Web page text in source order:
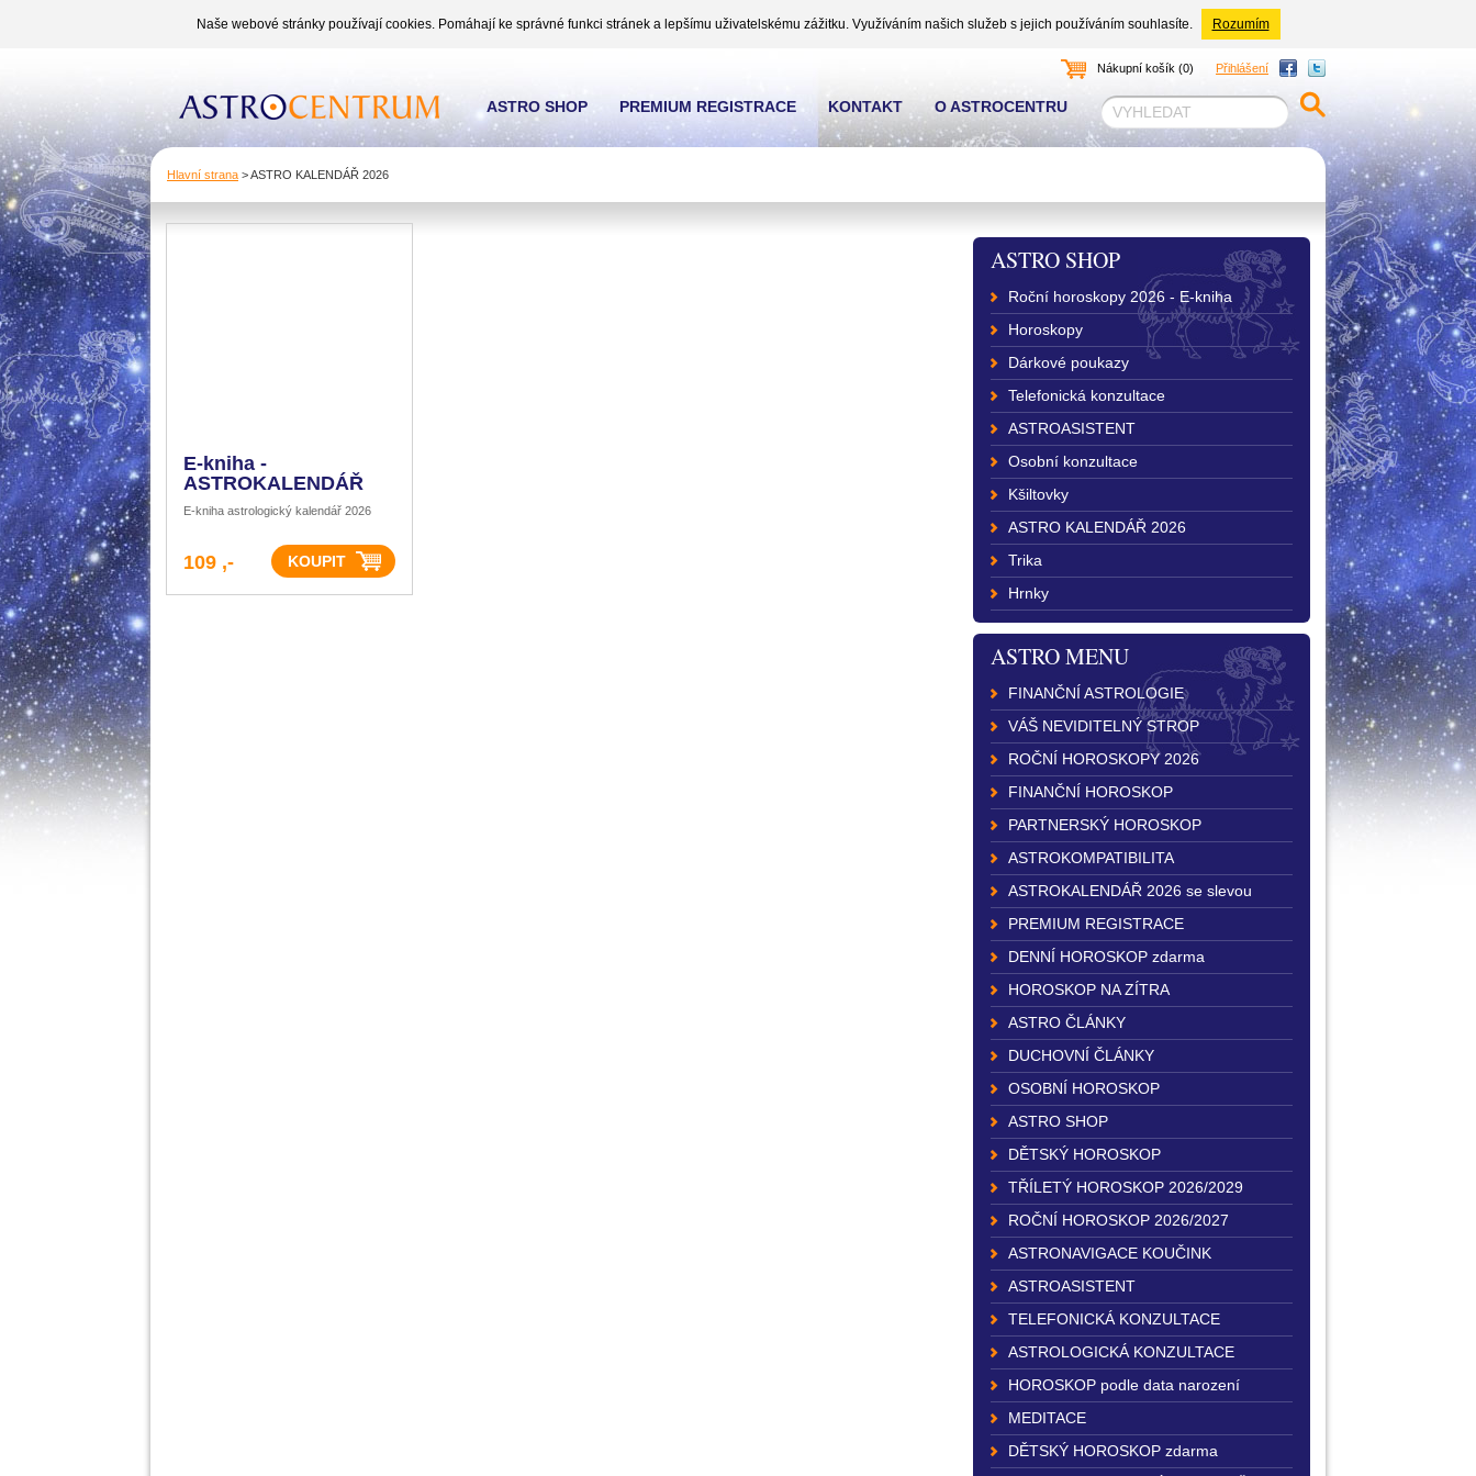
Naše webové stránky používají cookies. Pomáhají ke správné funkci stránek a lepšímu uživatelskému zážitku. Využíváním našich služeb s jejich používáním souhlasíte. Rozumím
Hlavní strana >ASTRO KALENDÁŘ 2026
E-kniha -
ASTROKALENDÁŘ
2026 se slevou
E-kniha astrologický kalendář 2026
109 ,-
ASTRO SHOP
Roční horoskopy 2026 - E-kniha
Horoskopy
Dárkové poukazy
Telefonická konzultace
ASTROASISTENT
Osobní konzultace
Kšiltovky
ASTRO KALENDÁŘ 2026
Trika
Hrnky
ASTRO MENU
FINANČNÍ ASTROLOGIE
VÁŠ NEVIDITELNÝ STROP
ROČNÍ HOROSKOPY 2026
FINANČNÍ HOROSKOP
PARTNERSKÝ HOROSKOP
ASTROKOMPATIBILITA
ASTROKALENDÁŘ 2026 se slevou
PREMIUM REGISTRACE
DENNÍ HOROSKOP zdarma
HOROSKOP NA ZÍTRA
ASTRO ČLÁNKY
DUCHOVNÍ ČLÁNKY
OSOBNÍ HOROSKOP
ASTRO SHOP
DĚTSKÝ HOROSKOP
TŘÍLETÝ HOROSKOP 2026/2029
ROČNÍ HOROSKOP 2026/2027
ASTRONAVIGACE KOUČINK
ASTROASISTENT
TELEFONICKÁ KONZULTACE
ASTROLOGICKÁ KONZULTACE
HOROSKOP podle data narození
MEDITACE
DĚTSKÝ HOROSKOP zdarma
ASTRO SHOP PREMIUM REGISTRACE KONTAKT O ASTROCENTRU
Přihlášení
Nákupní košík (0)